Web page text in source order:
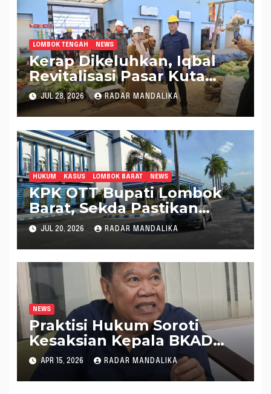
LOMBOK TENGAH NEWS
Kerap Dikeluhkan, Iqbal
Revitalisasi Pasar Kuta
Mandalika Jadi Lebih
Nyaman
JUL 28, 2026 RADAR MANDALIKA
HUKUM KASUS LOMBOK BARAT NEWS
KPK OTT Bupati Lombok
Barat, Sekda Pastikan
Roda Pemerintahan Tetap
Berjalan
JUL 20, 2026 RADAR MANDALIKA
NEWS
Praktisi Hukum Soroti
Kesaksian Kepala BKAD
NTB dalam Kasus Dugaan
“Dana Siluman”
APR 15, 2026 RADAR MANDALIKA